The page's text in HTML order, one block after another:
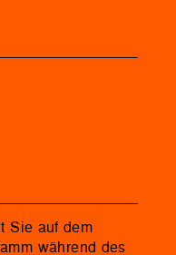
Sie auf dem
während des